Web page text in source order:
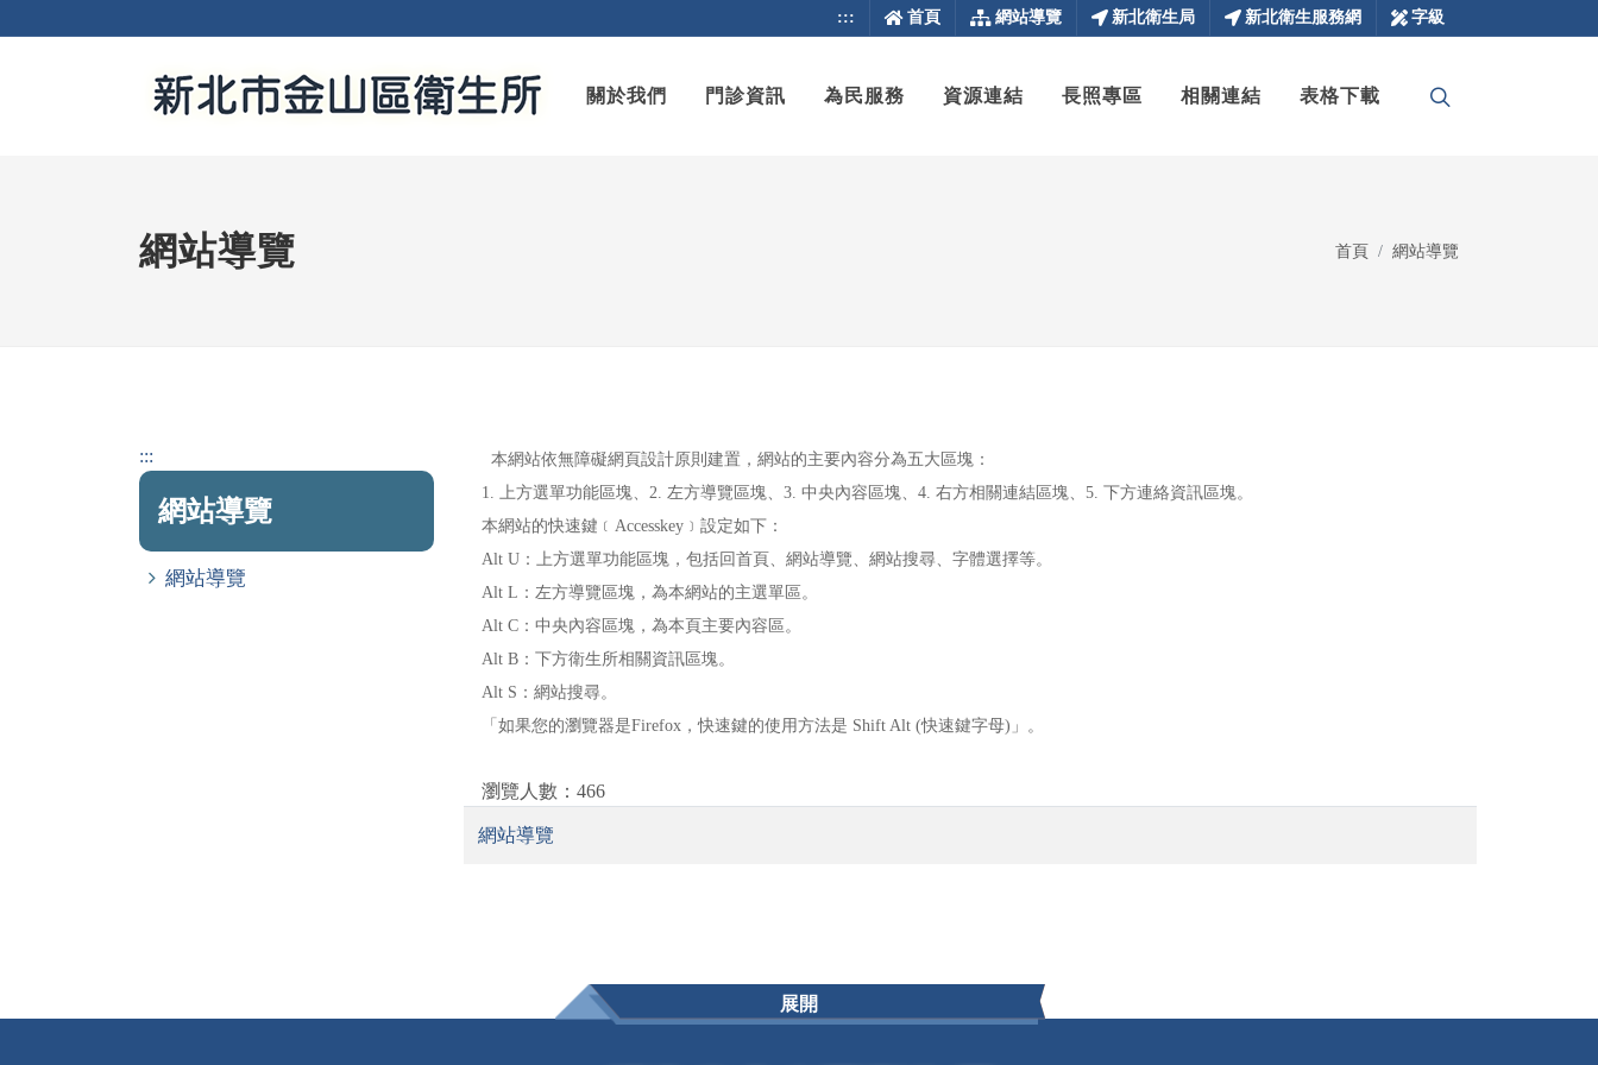
::: 首頁 網站導覽 新北衛生局 新北衛生服務網 字級
關於我們 門診資訊 為民服務 資源連結 長照專區 相關連結 表格下載
網站導覽 首頁 網站導覽
:::
網站導覽
網站導覽
本網站依無障礙網頁設計原則建置，網站的主要內容分為五大區塊：
1. 上方選單功能區塊、2. 左方導覽區塊、3. 中央內容區塊、4. 右方相關連結區塊、5. 下方連絡資訊區塊。
本網站的快速鍵﹝Accesskey﹞設定如下：
Alt U：上方選單功能區塊，包括回首頁、網站導覽、網站搜尋、字體選擇等。
Alt L：左方導覽區塊，為本網站的主選單區。
Alt C：中央內容區塊，為本頁主要內容區。
Alt B：下方衛生所相關資訊區塊。
Alt S：網站搜尋。
「如果您的瀏覽器是Firefox，快速鍵的使用方法是 Shift Alt (快速鍵字母)」。
瀏覽人數：466
網站導覽
展開